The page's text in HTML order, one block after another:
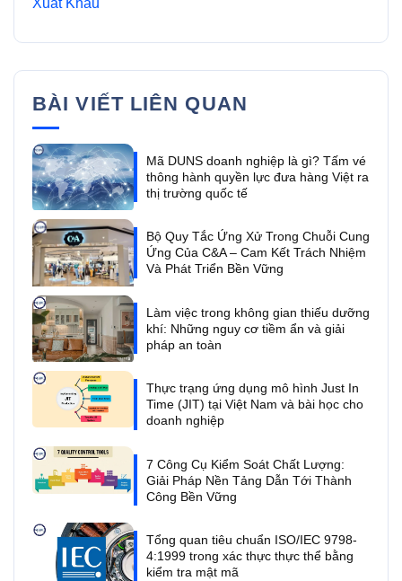
Xuất Khẩu
BÀI VIẾT LIÊN QUAN
Mã DUNS doanh nghiệp là gì? Tấm vé
thông hành quyền lực đưa hàng Việt ra
thị trường quốc tế
Bộ Quy Tắc Ứng Xử Trong Chuỗi Cung
Ứng Của C&A – Cam Kết Trách Nhiệm
Và Phát Triển Bền Vững
Làm việc trong không gian thiếu dưỡng
khí: Những nguy cơ tiềm ẩn và giải
pháp an toàn
Thực trạng ứng dụng mô hình Just In
Time (JIT) tại Việt Nam và bài học cho
doanh nghiệp
7 Công Cụ Kiểm Soát Chất Lượng:
Giải Pháp Nền Tảng Dẫn Tới Thành
Công Bền Vững
Tổng quan tiêu chuẩn ISO/IEC 9798-
4:1999 trong xác thực thực thể bằng
kiểm tra mật mã